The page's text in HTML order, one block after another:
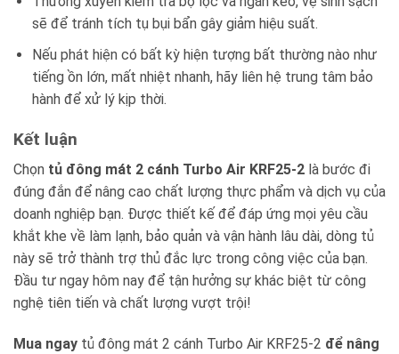
sẽ để tránh tích tụ bụi bẩn gây giảm hiệu suất.
Nếu phát hiện có bất kỳ hiện tượng bất thường nào như
tiếng ồn lớn, mất nhiệt nhanh, hãy liên hệ trung tâm bảo
hành để xử lý kịp thời.
Kết luận
Chọn tủ đông mát 2 cánh Turbo Air KRF25-2 là bước đi
đúng đắn để nâng cao chất lượng thực phẩm và dịch vụ của
doanh nghiệp bạn. Được thiết kế để đáp ứng mọi yêu cầu
khắt khe về làm lạnh, bảo quản và vận hành lâu dài, dòng tủ
này sẽ trở thành trợ thủ đắc lực trong công việc của bạn.
Đầu tư ngay hôm nay để tận hưởng sự khác biệt từ công
nghệ tiên tiến và chất lượng vượt trội!
Mua ngay tủ đông mát 2 cánh Turbo Air KRF25-2 để nâng